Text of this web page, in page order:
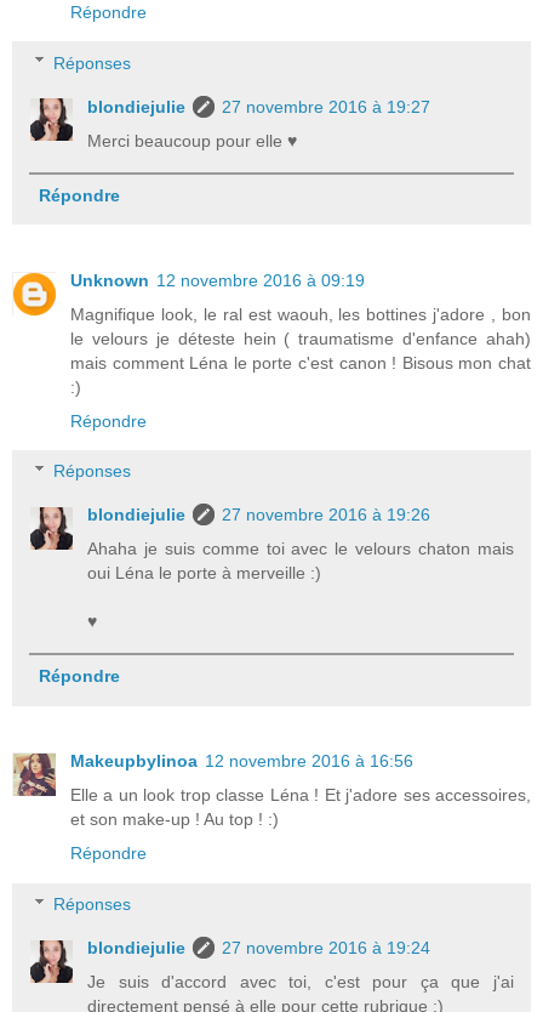
Répondre
Réponses
blondiejulie
27 novembre 2016 à 19:27
Merci beaucoup pour elle ♥
Répondre
Unknown 12 novembre 2016 à 09:19
Magnifique look, le ral est waouh, les bottines j'adore , bon
le velours je déteste hein ( traumatisme d'enfance ahah)
mais comment Léna le porte c'est canon ! Bisous mon chat
:)
Répondre
Réponses
blondiejulie
27 novembre 2016 à 19:26
Ahaha je suis comme toi avec le velours chaton mais
oui Léna le porte à merveille :)
♥
Répondre
Makeupbylinoa 12 novembre 2016 à 16:56
Elle a un look trop classe Léna ! Et j'adore ses accessoires,
et son make-up ! Au top ! :)
Répondre
Réponses
blondiejulie
27 novembre 2016 à 19:24
Je suis d'accord avec toi, c'est pour ça que j'ai
directement pensé à elle pour cette rubrique :)